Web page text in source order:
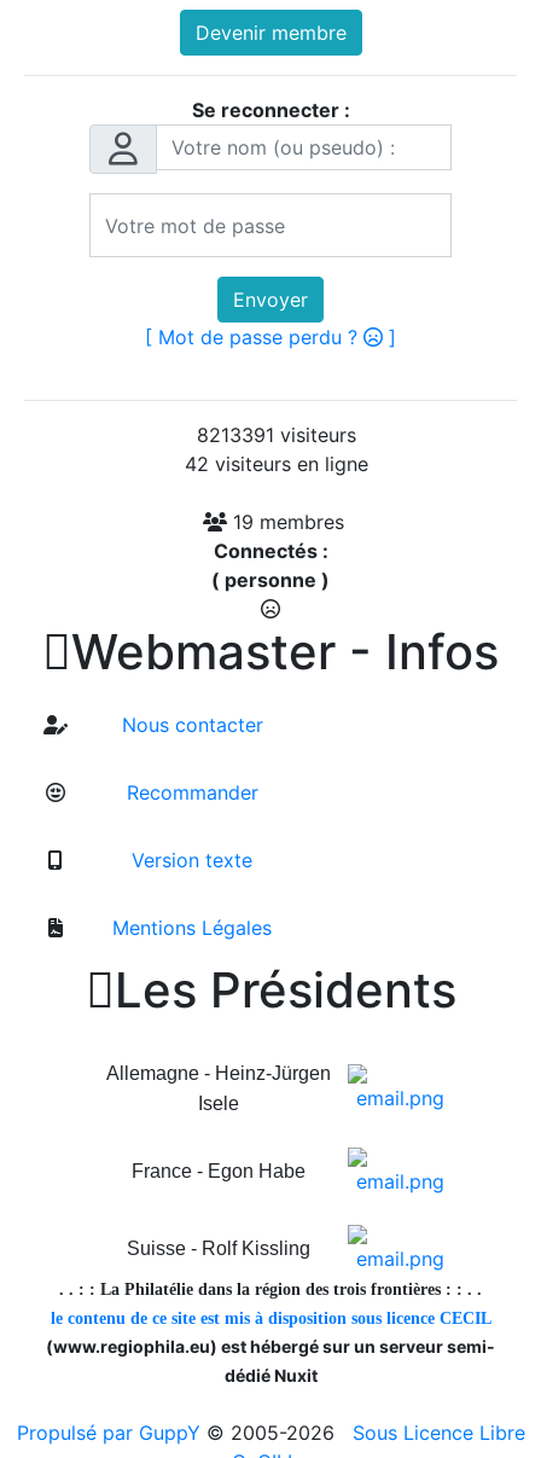
Devenir membre
Se reconnecter :
Envoyer
[ Mot de passe perdu ?
]
8213391 visiteurs
42 visiteurs en ligne
19 membres
Connectés :
( personne )
Webmaster - Infos
Nous contacter
Recommander
Version texte
Mentions Légales
Les Présidents
Allemagne - Heinz-Jürgen
Isele
France - Egon Habe
Suisse - Rolf Kissling
. . : : La Philatélie dans la région des trois frontières : : . .
le contenu de ce site est mis à disposition sous licence CECIL
(www.regiophila.eu) est hébergé sur un serveur semi-
dédié Nuxit
Propulsé par GuppY © 2005-2026
Sous Licence Libre